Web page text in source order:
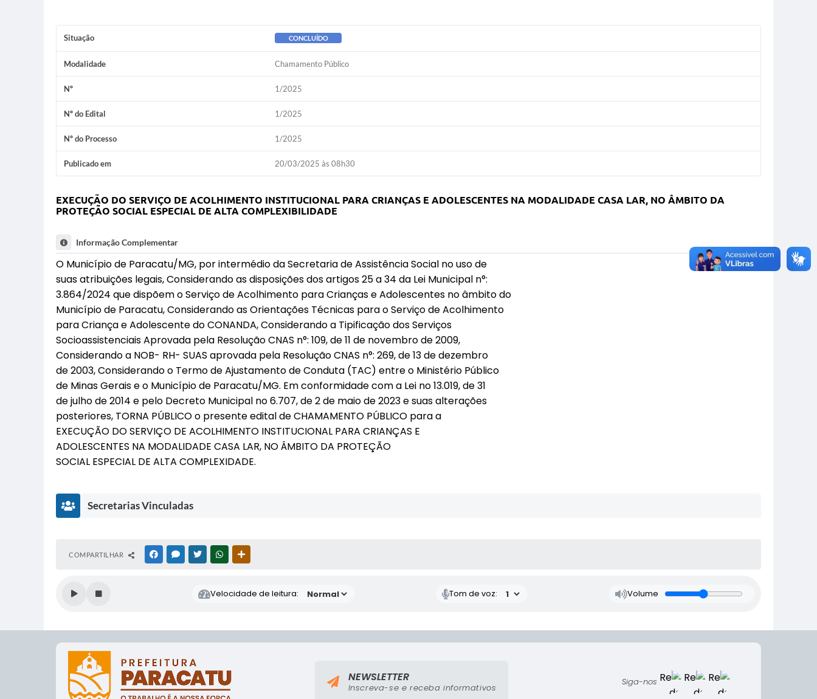
Situação CONCLUÍDO
Modalidade Chamamento Público
Nº 1/2025
Nº do Edital 1/2025
Nº do Processo 1/2025
Publicado em 20/03/2025 às 08h30
EXECUÇÃO DO SERVIÇO DE ACOLHIMENTO INSTITUCIONAL PARA CRIANÇAS E ADOLESCENTES NA MODALIDADE CASA LAR, NO ÂMBITO DA
PROTEÇÃO SOCIAL ESPECIAL DE ALTA COMPLEXIBILIDADE
Informação Complementar
O Município de Paracatu/MG, por intermédio da Secretaria de Assistência Social no uso de
suas atribuições legais, Considerando as disposições dos artigos 25 a 34 da Lei Municipal n°:
3.864/2024 que dispõem o Serviço de Acolhimento para Crianças e Adolescentes no âmbito do
Município de Paracatu, Considerando as Orientações Técnicas para o Serviço de Acolhimento
para Criança e Adolescente do CONANDA, Considerando a Tipificação dos Serviços
Socioassistenciais Aprovada pela Resolução CNAS n°: 109, de 11 de novembro de 2009,
Considerando a NOB- RH- SUAS aprovada pela Resolução CNAS n°: 269, de 13 de dezembro
de 2003, Considerando o Termo de Ajustamento de Conduta (TAC) entre o Ministério Público
de Minas Gerais e o Município de Paracatu/MG. Em conformidade com a Lei no 13.019, de 31
de julho de 2014 e pelo Decreto Municipal no 6.707, de 2 de maio de 2023 e suas alterações
posteriores, TORNA PÚBLICO o presente edital de CHAMAMENTO PÚBLICO para a
EXECUÇÃO DO SERVIÇO DE ACOLHIMENTO INSTITUCIONAL PARA CRIANÇAS E
ADOLESCENTES NA MODALIDADE CASA LAR, NO ÂMBITO DA PROTEÇÃO
SOCIAL ESPECIAL DE ALTA COMPLEXIDADE.
Secretarias Vinculadas
e
u
ni
p
al
d
e
COMPARTILHAR FACEBOOKMESSENGER
TWITTERWHATSAPP
Velocidade de leitura: Tom de voz: Volume
Siga-nos
NEWSLETTER
Inscreva-se e receba informativos